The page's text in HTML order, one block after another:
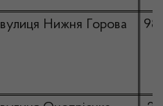
вулиця Нижня Горова 98